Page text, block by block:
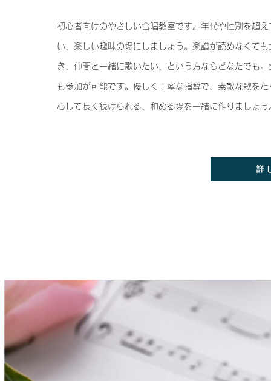
初心者向けのやさしい合唱教室です。年代や性別を超
い、楽しい趣味の場にしましょう。楽譜が読めなくて
き、仲間と一緒に歌いたい、という方ならどなたでも
も参加が可能です。優しく丁寧な指導で、素敵な歌を
心して長く続けられる、和める場を一緒に作りましょう
詳